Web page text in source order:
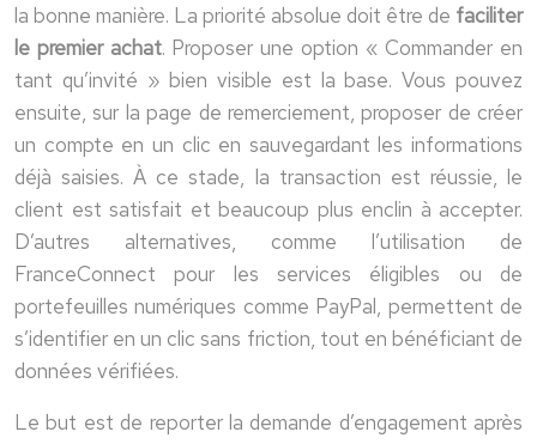
la bonne manière. La priorité absolue doit être de faciliter
le premier achat. Proposer une option « Commander en
tant qu’invité » bien visible est la base. Vous pouvez
ensuite, sur la page de remerciement, proposer de créer
un compte en un clic en sauvegardant les informations
déjà saisies. À ce stade, la transaction est réussie, le
client est satisfait et beaucoup plus enclin à accepter.
D’autres alternatives, comme l’utilisation de
FranceConnect pour les services éligibles ou de
portefeuilles numériques comme PayPal, permettent de
s’identifier en un clic sans friction, tout en bénéficiant de
données vérifiées.
Le but est de reporter la demande d’engagement après